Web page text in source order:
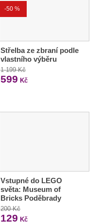
-50 %
Střelba ze zbraní podle
vlastního výběru
1 199 Kč
599 Kč
Vstupné do LEGO
světa: Museum of
Bricks Poděbrady
200 Kč
129 Kč